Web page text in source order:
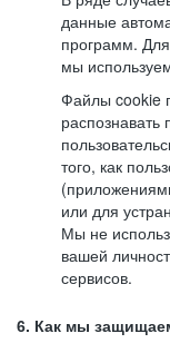
данные
программ.
мы
Файлы cookie
распознавать
того, как
или для
Мы не
вашей
сервисов.
6. Как мы